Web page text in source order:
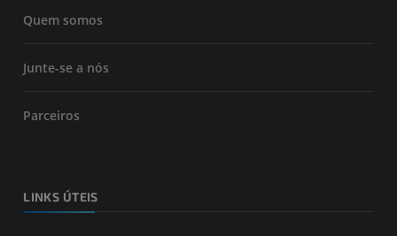
Quem somos
Junte-se a nós
Parceiros
LINKS ÚTEIS